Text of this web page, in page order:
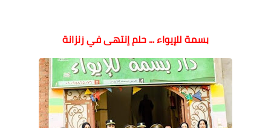
بسمة للإيواء ... حلم إنتهى في زنزانة